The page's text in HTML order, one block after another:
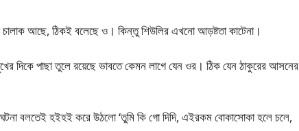
চালাক আছে, ঠিকই বলেছে ও। কিন্তু শিউলির এখনো আড়ষ্টতা কাটেনা।
দিকে পাছা তুলে রয়েছে ভাবতে কেমন লাগে যেন ওর। ঠিক যেন ঠাকুরের আসনের
বলতেই হইহই করে উঠলো ‘তুমি কি গো দিদি, এইরকম বোকাসোকা হলে চলে,